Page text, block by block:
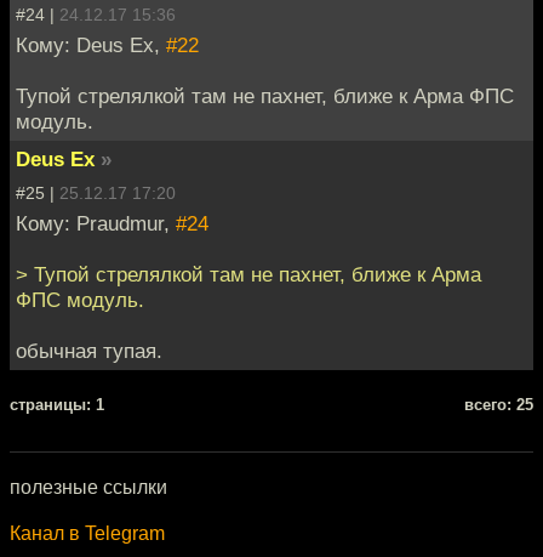
#24 | 24.12.17 15:36
Кому: Deus Ex, #22
Тупой стрелялкой там не пахнет, ближе к Арма ФПС
модуль.
Deus Ex »
#25 | 25.12.17 17:20
Кому: Praudmur, #24
> Тупой стрелялкой там не пахнет, ближе к Арма
ФПС модуль.
обычная тупая.
cтраницы: 1 всего: 25
полезные ссылки
Канал в Telegram